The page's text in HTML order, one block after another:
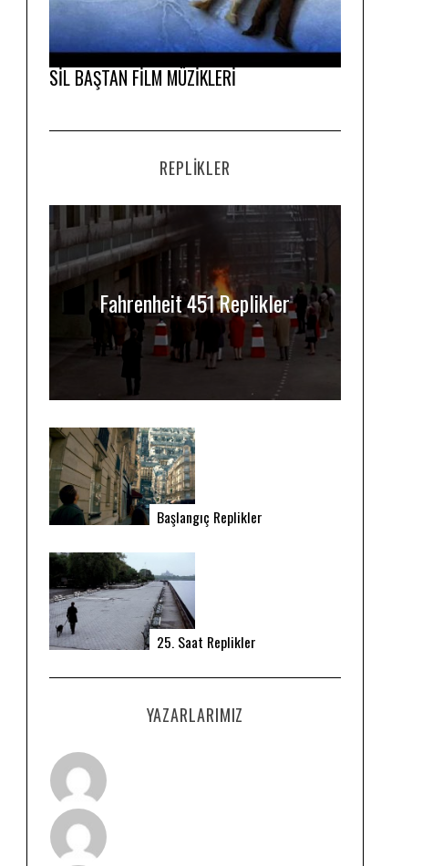
SİL BAŞTAN FİLM MÜZİKLERİ
REPLIKLER
Fahrenheit 451 Replikler
Başlangıç Replikler
25. Saat Replikler
YAZARLARIMIZ